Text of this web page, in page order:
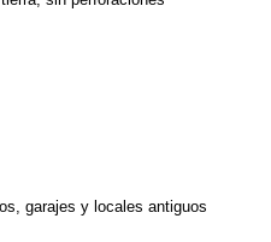
garajes y locales antiguos